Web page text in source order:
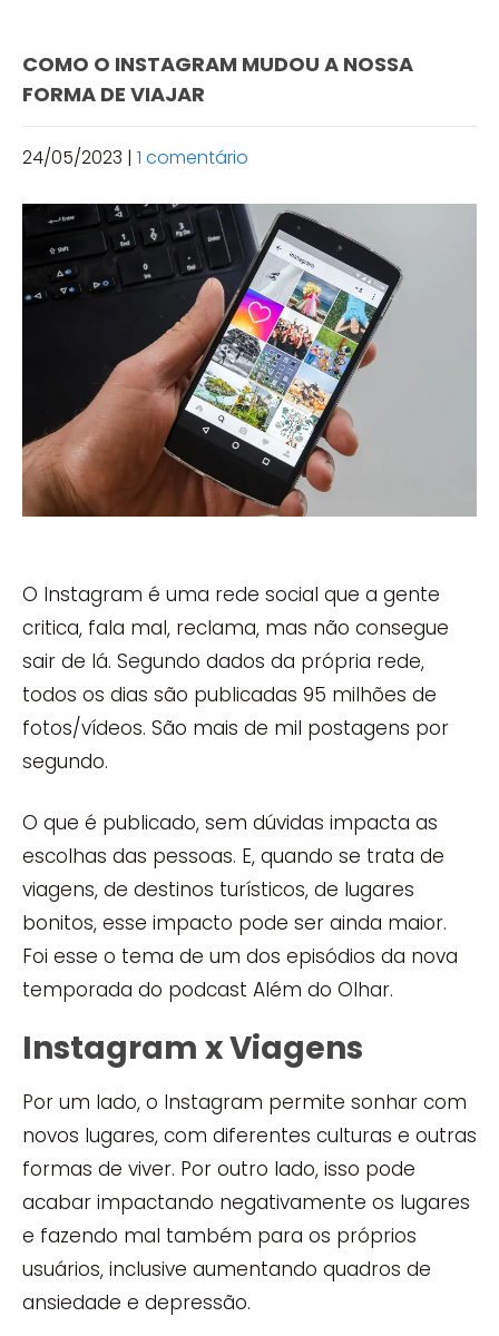
COMO O INSTAGRAM MUDOU A NOSSA
FORMA DE VIAJAR
24/05/2023 | 1 comentário
O Instagram é uma rede social que a gente
critica, fala mal, reclama, mas não consegue
sair de lá. Segundo dados da própria rede,
todos os dias são publicadas 95 milhões de
fotos/vídeos. São mais de mil postagens por
segundo.
O que é publicado, sem dúvidas impacta as
escolhas das pessoas. E, quando se trata de
viagens, de destinos turísticos, de lugares
bonitos, esse impacto pode ser ainda maior.
Foi esse o tema de um dos episódios da nova
temporada do podcast Além do Olhar.
Instagram x Viagens
Por um lado, o Instagram permite sonhar com
novos lugares, com diferentes culturas e outras
formas de viver. Por outro lado, isso pode
acabar impactando negativamente os lugares
e fazendo mal também para os próprios
usuários, inclusive aumentando quadros de
ansiedade e depressão.